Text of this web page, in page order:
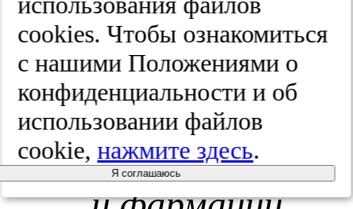
перитонита.
Прикаспийский
вестник
медицины
cооkies. Чтобы ознакомиться
с нашими Положениями о
конфиденциальности и об
использовании файлов
cookie,нажмите здесь.
Я соглашаюсь